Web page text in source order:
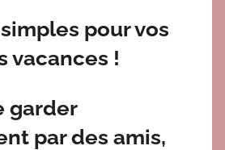
pour vos
vacances !
garder
par des amis,